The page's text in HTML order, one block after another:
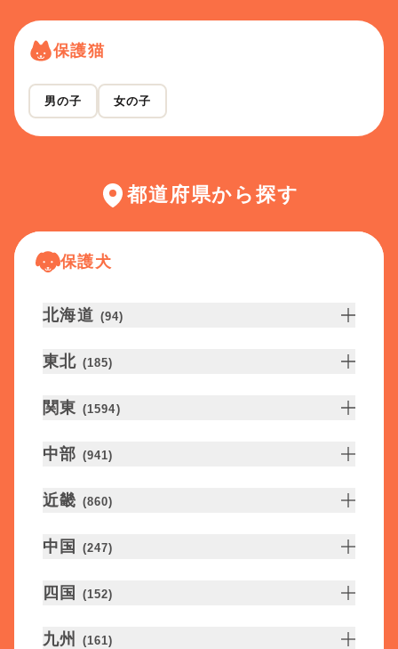
保護猫
男の子 女の子
都道府県から探す
保護犬
北海道 (94)
東北 (185)
関東 (1594)
中部 (941)
近畿 (860)
中国 (247)
四国 (152)
九州 (161)